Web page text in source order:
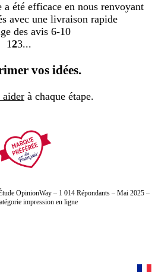
a été efficace en nous renvoyant
avec une livraison rapide
des avis 6-10
Accéder
la
1 Accéder
la
2Accéder
la
3
vos idées.
aider à chaque étape.
OpinionWay – 1 014 Répondants – Mai 2025 –
impression en ligne